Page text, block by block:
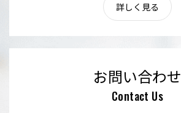
詳しく見る
お問い合わせ
Contact Us